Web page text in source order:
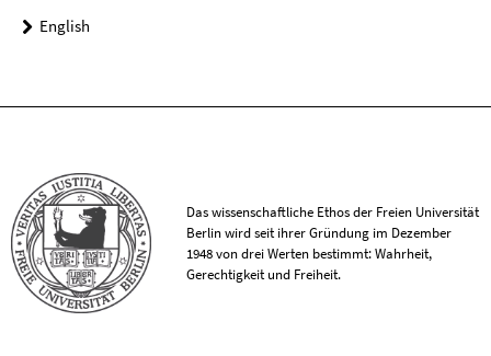
English
Das wissenschaftliche Ethos der Freien Universität
Berlin wird seit ihrer Gründung im Dezember
1948 von drei Werten bestimmt: Wahrheit,
Gerechtigkeit und Freiheit.